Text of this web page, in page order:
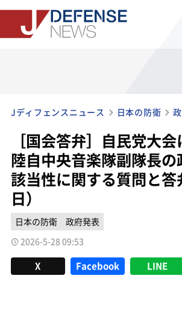
Jディフェンスニュース 日本の防衛
［国会答弁］自民党大
陸自中央音楽隊副隊長
該当性に関する質問と
日）
日本の防衛
政府発表
2026-5-28 09:53
X Facebook LINE